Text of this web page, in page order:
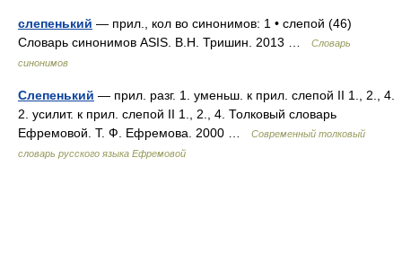
слепенький — прил., кол во синонимов: 1 • слепой (46)
Словарь синонимов ASIS. В.Н. Тришин. 2013 …
Словарь
синонимов
Слепенький — прил. разг. 1. уменьш. к прил. слепой II 1., 2., 4.
2. усилит. к прил. слепой II 1., 2., 4. Толковый словарь
Ефремовой. Т. Ф. Ефремова. 2000 …
Современный толковый
словарь русского языка Ефремовой